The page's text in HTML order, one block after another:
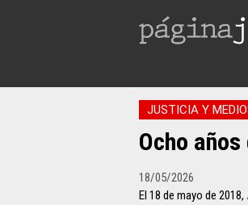
JUSTICIA Y
Ocho
18/05/2026
El 18 de mayo de 2018,